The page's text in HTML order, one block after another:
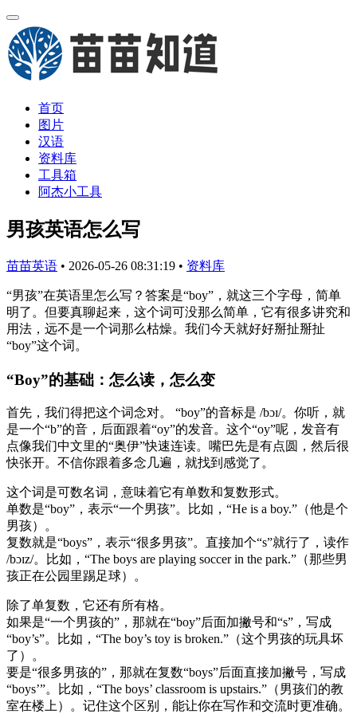
首页
图片
汉语
资料库
工具箱
阿杰小工具
男孩英语怎么写
苗苗英语 • 2026-05-26 08:31:19 • 资料库
“男孩”在英语里怎么写？答案是“boy”，就这三个字母，简单
明了。但要真聊起来，这个词可没那么简单，它有很多讲究和
用法，远不是一个词那么枯燥。我们今天就好好掰扯掰扯
“boy”这个词。
“Boy”的基础：怎么读，怎么变
首先，我们得把这个词念对。 “boy”的音标是 /bɔɪ/。你听，就
是一个“b”的音，后面跟着“oy”的发音。这个“oy”呢，发音有
点像我们中文里的“奥伊”快速连读。嘴巴先是有点圆，然后很
快张开。不信你跟着多念几遍，就找到感觉了。
这个词是可数名词，意味着它有单数和复数形式。
单数是“boy”，表示“一个男孩”。比如，“He is a boy.”（他是个
男孩）。
复数就是“boys”，表示“很多男孩”。直接加个“s”就行了，读作
/bɔɪz/。比如，“The boys are playing soccer in the park.”（那些男
孩正在公园里踢足球）。
除了单复数，它还有所有格。
如果是“一个男孩的”，那就在“boy”后面加撇号和“s”，写成
“boy’s”。比如，“The boy’s toy is broken.”（这个男孩的玩具坏
了）。
要是“很多男孩的”，那就在复数“boys”后面直接加撇号，写成
“boys’”。比如，“The boys’ classroom is upstairs.”（男孩们的教
室在楼上）。记住这个区别，能让你在写作和交流时更准确。